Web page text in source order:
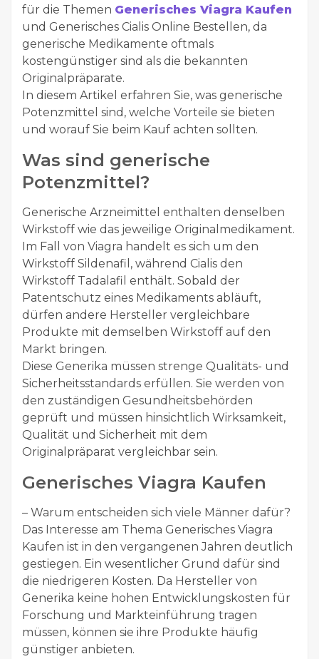
für die Themen Generisches Viagra Kaufen
und Generisches Cialis Online Bestellen, da
generische Medikamente oftmals
kostengünstiger sind als die bekannten
Originalpräparate.
In diesem Artikel erfahren Sie, was generische
Potenzmittel sind, welche Vorteile sie bieten
und worauf Sie beim Kauf achten sollten.
Was sind generische
Potenzmittel?
Generische Arzneimittel enthalten denselben
Wirkstoff wie das jeweilige Originalmedikament.
Im Fall von Viagra handelt es sich um den
Wirkstoff Sildenafil, während Cialis den
Wirkstoff Tadalafil enthält. Sobald der
Patentschutz eines Medikaments abläuft,
dürfen andere Hersteller vergleichbare
Produkte mit demselben Wirkstoff auf den
Markt bringen.
Diese Generika müssen strenge Qualitäts- und
Sicherheitsstandards erfüllen. Sie werden von
den zuständigen Gesundheitsbehörden
geprüft und müssen hinsichtlich Wirksamkeit,
Qualität und Sicherheit mit dem
Originalpräparat vergleichbar sein.
Generisches Viagra Kaufen
– Warum entscheiden sich viele Männer dafür?
Das Interesse am Thema Generisches Viagra
Kaufen ist in den vergangenen Jahren deutlich
gestiegen. Ein wesentlicher Grund dafür sind
die niedrigeren Kosten. Da Hersteller von
Generika keine hohen Entwicklungskosten für
Forschung und Markteinführung tragen
müssen, können sie ihre Produkte häufig
günstiger anbieten.